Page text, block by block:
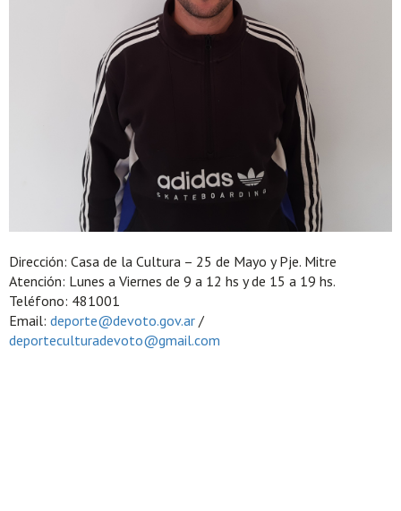
Dirección: Casa de la Cultura – 25 de Mayo y Pje. Mitre
Atención: Lunes a Viernes de 9 a 12 hs y de 15 a 19 hs.
Teléfono: 481001
Email: deporte@devoto.gov.ar /
deporteculturadevoto@gmail.com